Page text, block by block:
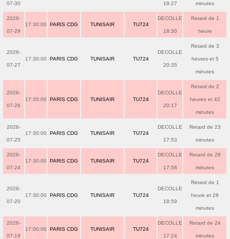
07-30 18:27 minutes
2026-
07-29
17:30:00 PARIS CDG TUNISAIR TU724
DECOLLE
18:30
Retard de 1
heure
2026-
07-27
17:30:00 PARIS CDG TUNISAIR TU724
DECOLLE
20:35
Retard de 3
heures et 5
minutes
2026-
07-26
17:35:00 PARIS CDG TUNISAIR TU724
DECOLLE
20:17
Retard de 2
heures et 42
minutes
2026-
07-25
17:30:00 PARIS CDG TUNISAIR TU724
DECOLLE
17:53
Retard de 23
minutes
2026-
07-24
17:30:00 PARIS CDG TUNISAIR TU724
DECOLLE
17:58
Retard de 28
minutes
2026-
07-20
17:30:00 PARIS CDG TUNISAIR TU724
DECOLLE
18:59
Retard de 1
heure et 29
minutes
2026-
07-19
17:00:00 PARIS CDG TUNISAIR TU724
DECOLLE
17:24
Retard de 24
minutes